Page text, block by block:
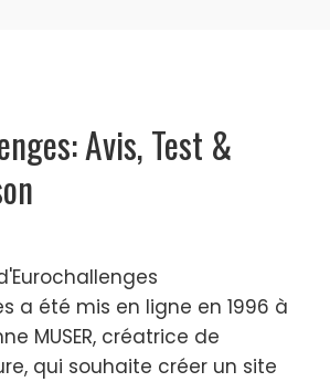
Avis, Test &
a été mis en ligne en 1996 à
MUSER, créatrice de
qui souhaite créer un site